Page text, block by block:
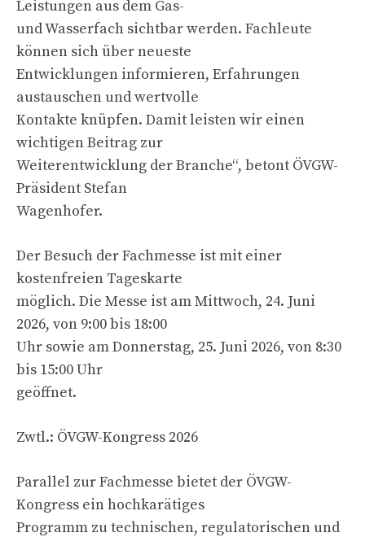
Leistungen aus dem Gas-
und Wasserfach sichtbar werden. Fachleute
können sich über neueste
Entwicklungen informieren, Erfahrungen
austauschen und wertvolle
Kontakte knüpfen. Damit leisten wir einen
wichtigen Beitrag zur
Weiterentwicklung der Branche“, betont ÖVGW-
Präsident Stefan
Wagenhofer.
Der Besuch der Fachmesse ist mit einer
kostenfreien Tageskarte
möglich. Die Messe ist am Mittwoch, 24. Juni
2026, von 9:00 bis 18:00
Uhr sowie am Donnerstag, 25. Juni 2026, von 8:30
bis 15:00 Uhr
geöffnet.
Zwtl.: ÖVGW-Kongress 2026
Parallel zur Fachmesse bietet der ÖVGW-
Kongress ein hochkarätiges
Programm zu technischen, regulatorischen und